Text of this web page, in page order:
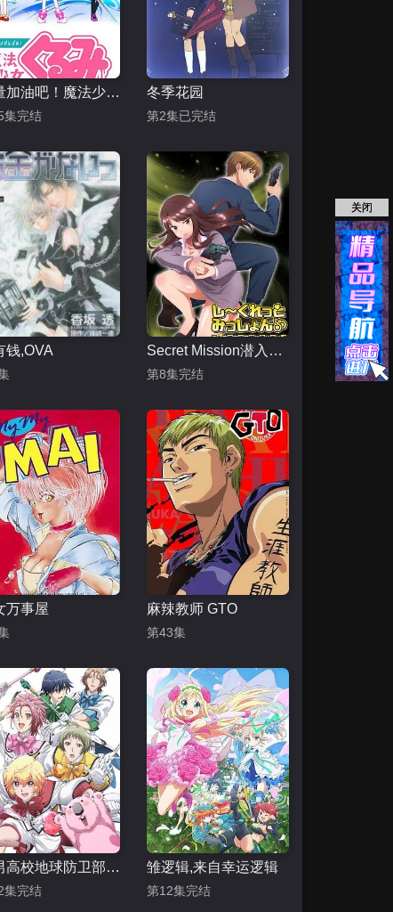
尽量加油吧！魔法少女胡桃第一季
集完结
冬季花园
第2集已完结
钱,OVA Secret Mission潜入捜査官绝对不会输
第8集完结
万事屋 麻辣教师 GTO
第43集
美男高校地球防卫部LOVE
集完结
雏逻辑,来自幸运逻辑
第12集完结
关闭